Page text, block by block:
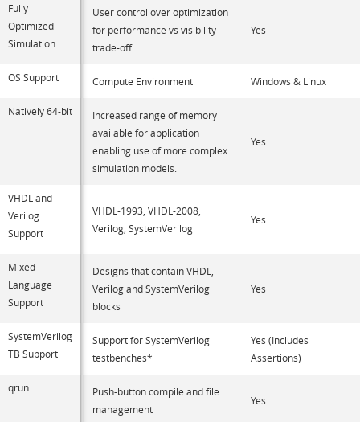
Fully
Optimized
Simulation
User control over optimization
for performance vs visibility
trade-off
Yes
OS Support Compute Environment Windows & Linux
Natively 64-bit
Increased range of memory
available for application
enabling use of more complex
simulation models.
Yes
VHDL and
Verilog
Support
VHDL-1993, VHDL-2008,
Verilog, SystemVerilog
Yes
Mixed
Language
Support
Designs that contain VHDL,
Verilog and SystemVerilog
blocks
Yes
SystemVerilog
TB Support
Support for SystemVerilog
testbenches*
Yes (Includes
Assertions)
qrun
Push-button compile and file
management
Yes